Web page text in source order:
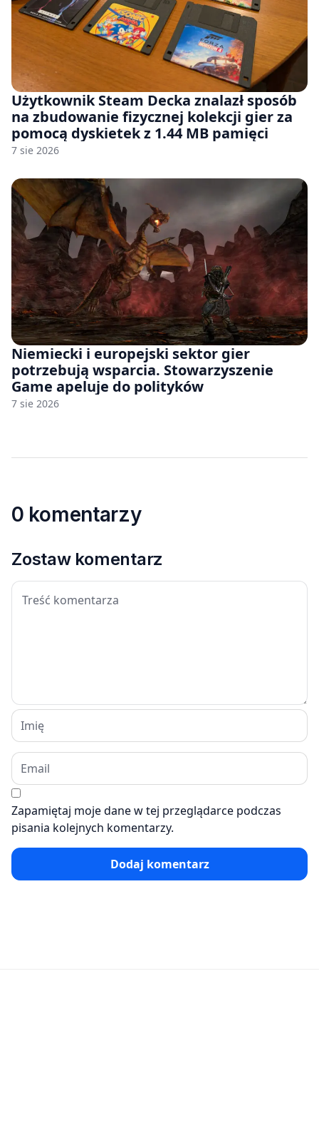
Użytkownik Steam Decka znalazł sposób
na zbudowanie fizycznej kolekcji gier za
pomocą dyskietek z 1.44 MB pamięci
7 sie 2026
Niemiecki i europejski sektor gier
potrzebują wsparcia. Stowarzyszenie
Game apeluje do polityków
7 sie 2026
0 komentarzy
Zostaw komentarz
Zapamiętaj moje dane w tej przeglądarce podczas
pisania kolejnych komentarzy.
Dodaj komentarz